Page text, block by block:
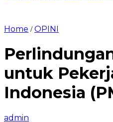
Home /OPINI
untuk
Indonesia
admin